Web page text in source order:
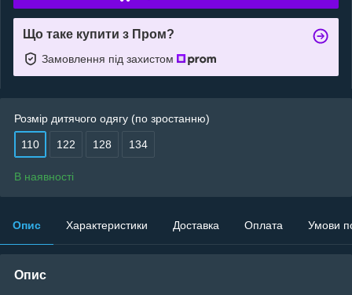
Що таке купити з Пром?
Замовлення під захистом
Розмір дитячого одягу (по зростанню)
110 122 128 134
В наявності
Опис Характеристики Доставка Оплата Умови
Опис